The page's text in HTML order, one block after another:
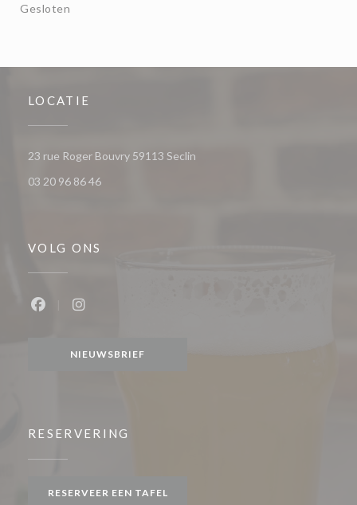
Gesloten
LOCATIE
23 rue Roger Bouvry 59113 Seclin
03 20 96 86 46
VOLG ONS
NIEUWSBRIEF
RESERVERING
RESERVEER EEN TAFEL